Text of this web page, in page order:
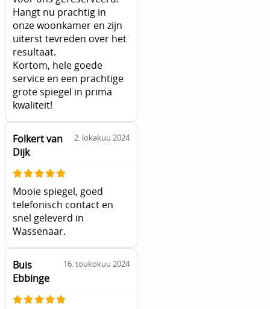
Hangt nu prachtig in
onze woonkamer en zijn
uiterst tevreden over het
resultaat.
Kortom, hele goede
service en een prachtige
grote spiegel in prima
kwaliteit!
Folkert van
Dijk
2. lokakuu 2024
Mooie spiegel, goed
telefonisch contact en
snel geleverd in
Wassenaar.
Buis
Ebbinge
16. toukokuu 2024